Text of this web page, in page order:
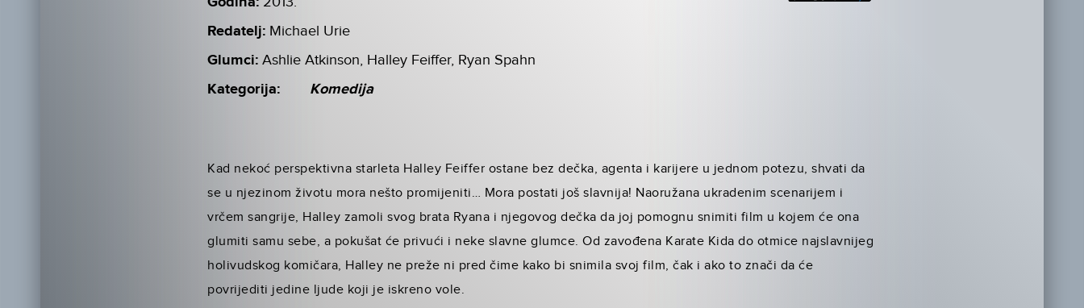
Redatelj: Michael Urie
Glumci: Ashlie Atkinson, Halley Feiffer, Ryan Spahn
Kategorija: Komedija
Kad nekoć perspektivna starleta Halley Feiffer ostane bez dečka, agenta i karijere u jednom potezu, shvati da
se u njezinom životu mora nešto promijeniti… Mora postati još slavnija! Naoružana ukradenim scenarijem i
vrčem sangrije, Halley zamoli svog brata Ryana i njegovog dečka da joj pomognu snimiti film u kojem će ona
glumiti samu sebe, a pokušat će privući i neke slavne glumce. Od zavođena Karate Kida do otmice najslavnijeg
holivudskog komičara, Halley ne preže ni pred čime kako bi snimila svoj film, čak i ako to znači da će
povrijediti jedine ljude koji je iskreno vole.